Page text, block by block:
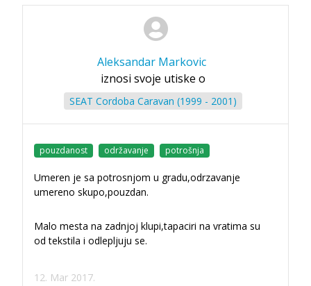
Aleksandar Markovic
iznosi svoje utiske o
SEAT Cordoba Caravan (1999 - 2001)
pouzdanost održavanje potrošnja
Umeren je sa potrosnjom u gradu,odrzavanje
umereno skupo,pouzdan.
Malo mesta na zadnjoj klupi,tapaciri na vratima su
od tekstila i odlepljuju se.
12. Mar 2017.